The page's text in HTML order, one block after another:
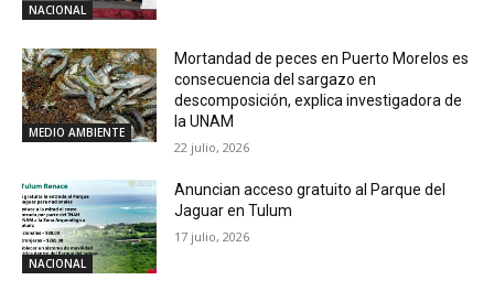
NACIONAL
MEDIO AMBIENTE
Mortandad de peces en Puerto Morelos es
consecuencia del sargazo en
descomposición, explica investigadora de
la UNAM
22 julio, 2026
NACIONAL
Anuncian acceso gratuito al Parque del
Jaguar en Tulum
17 julio, 2026